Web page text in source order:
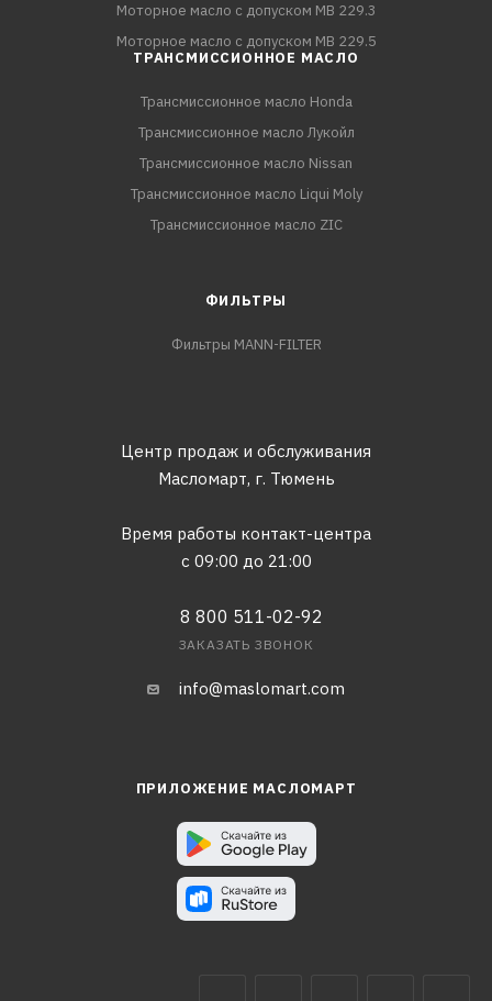
Моторное масло с допуском MB 229.3
Моторное масло с допуском MB 229.5
ТРАНСМИССИОННОЕ МАСЛО
Трансмиссионное масло Honda
Трансмиссионное масло Лукойл
Трансмиссионное масло Nissan
Трансмиссионное масло Liqui Moly
Трансмиссионное масло ZIC
ФИЛЬТРЫ
Фильтры MANN-FILTER
Центр продаж и обслуживания
Масломарт, г. Тюмень
Время работы контакт-центра
с 09:00 до 21:00
8 800 511-02-92
ЗАКАЗАТЬ ЗВОНОК
info@maslomart.com
ПРИЛОЖЕНИЕ МАСЛОМАРТ